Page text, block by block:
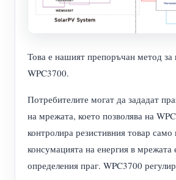
Това е нашият препоръчан метод за
WPC3700.
Потребителите могат да зададат
на мрежата, което позволява на
контролира резистивния товар само
консумацията на енергия в мрежата
определения праг. WPC3700